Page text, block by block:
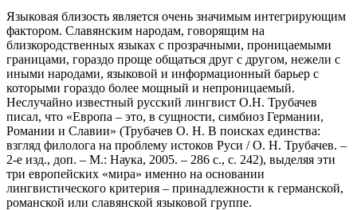
Языковая близость является очень значимым интегрирующим
фактором. Славянским народам, говорящим на
близкородственных языках с прозрачными, проницаемыми
границами, гораздо проще общаться друг с другом, нежели с
иными народами, языковой и информационный барьер с
которыми гораздо более мощный и непроницаемый.
Неслучайно известный русский лингвист О.Н. Трубачев
писал, что «Европа – это, в сущности, симбиоз Германии,
Романии и Славии» (Трубачев О. Н. В поисках единства:
взгляд филолога на проблему истоков Руси / О. Н. Трубачев. –
2-е изд., доп. – М.: Наука, 2005. – 286 с., с. 242), выделяя эти
три европейских «мира» именно на основании
лингвистического критерия – принадлежности к германской,
романской или славянской языковой группе.